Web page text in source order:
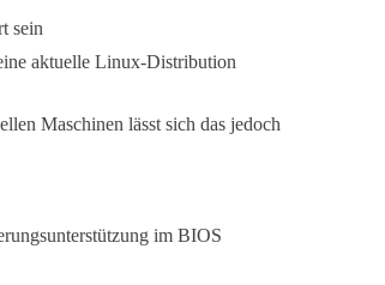
sein
aktuelle Linux-Distribution
Maschinen lässt sich das jedoch
im BIOS